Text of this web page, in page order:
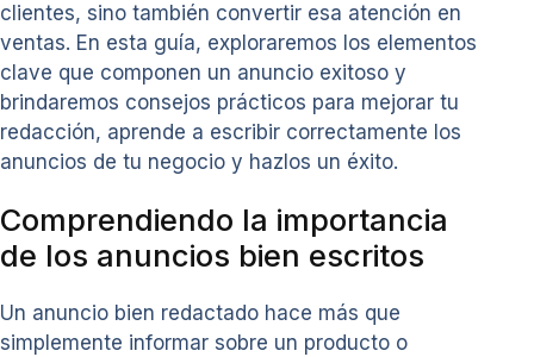
clientes, sino también convertir esa atención en
ventas. En esta guía, exploraremos los elementos
clave que componen un anuncio exitoso y
brindaremos consejos prácticos para mejorar tu
redacción, aprende a escribir correctamente los
anuncios de tu negocio y hazlos un éxito.
Comprendiendo la importancia
de los anuncios bien escritos
Un anuncio bien redactado hace más que
simplemente informar sobre un producto o